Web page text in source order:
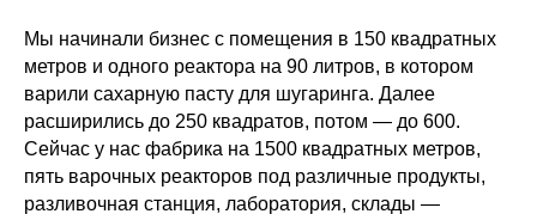
Мы начинали бизнес с помещения в 150 квадратных
метров и одного реактора на 90 литров, в котором
варили сахарную пасту для шугаринга. Далее
расширились до 250 квадратов, потом — до 600.
Сейчас у нас фабрика на 1500 квадратных метров,
пять варочных реакторов под различные продукты,
разливочная станция, лаборатория, склады —